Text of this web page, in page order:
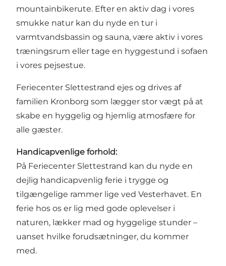
mountainbikerute. Efter en aktiv dag i vores
smukke natur kan du nyde en tur i
varmtvandsbassin og sauna, være aktiv i vores
træningsrum eller tage en hyggestund i sofaen
i vores pejsestue.
Feriecenter Slettestrand ejes og drives af
familien Kronborg som lægger stor vægt på at
skabe en hyggelig og hjemlig atmosfære for
alle gæster.
Handicapvenlige forhold:
På Feriecenter Slettestrand kan du nyde en
dejlig handicapvenlig ferie i trygge og
tilgængelige rammer lige ved Vesterhavet. En
ferie hos os er lig med gode oplevelser i
naturen, lækker mad og hyggelige stunder –
uanset hvilke forudsætninger, du kommer
med.